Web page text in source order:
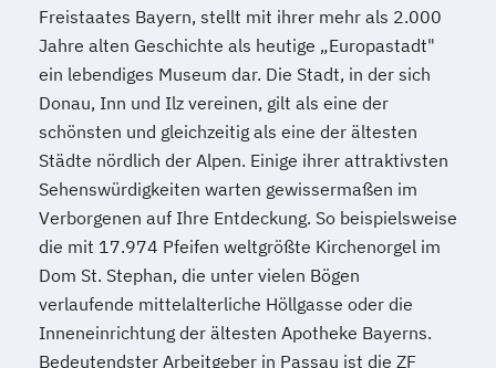
Freistaates Bayern, stellt mit ihrer mehr als 2.000
Jahre alten Geschichte als heutige „Europastadt"
ein lebendiges Museum dar. Die Stadt, in der sich
Donau, Inn und Ilz vereinen, gilt als eine der
schönsten und gleichzeitig als eine der ältesten
Städte nördlich der Alpen. Einige ihrer attraktivsten
Sehenswürdigkeiten warten gewissermaßen im
Verborgenen auf Ihre Entdeckung. So beispielsweise
die mit 17.974 Pfeifen weltgrößte Kirchenorgel im
Dom St. Stephan, die unter vielen Bögen
verlaufende mittelalterliche Höllgasse oder die
Inneneinrichtung der ältesten Apotheke Bayerns.
Bedeutendster Arbeitgeber in Passau ist die ZF